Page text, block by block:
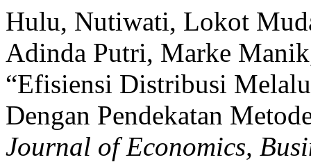
Hulu, Nutiwati, Lokot
Adinda Putri, Marke
“Efisiensi Distribusi
Dengan Pendekatan
Journal of Economics,